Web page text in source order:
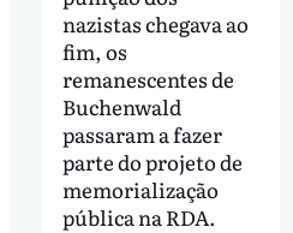
nazistas chegava ao
fim, os
remanescentes de
Buchenwald
passaram a fazer
parte do projeto de
memorialização
pública na RDA.